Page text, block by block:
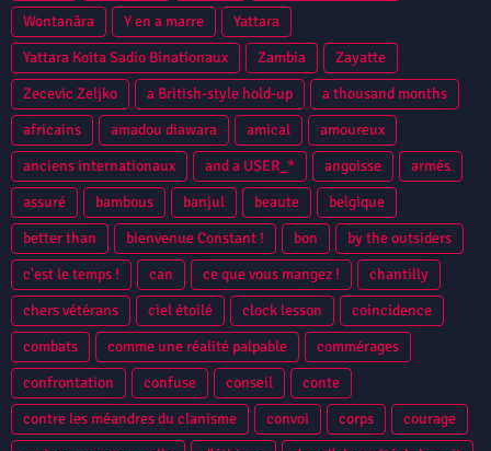
Wontanâra
Y en a marre
Yattara
Yattara Koita Sadio Binationaux
Zambia
Zayatte
Zecevic Zeljko
a British-style hold-up
a thousand months
africains
amadou diawara amical
amoureux
anciens internationaux
and a USER_* angoisse
armés
assuré
bambous banjul beaute
belgique
better than
bienvenue Constant ! bon
by the outsiders
c'est le temps !
can ce que vous mangez !
chantilly
chers vétérans
ciel étoilé clock lesson
coincidence
combats
comme une réalité palpable
commérages
confrontation
confuse conseil
conte
contre les méandres du clanisme
convoi corps
courage